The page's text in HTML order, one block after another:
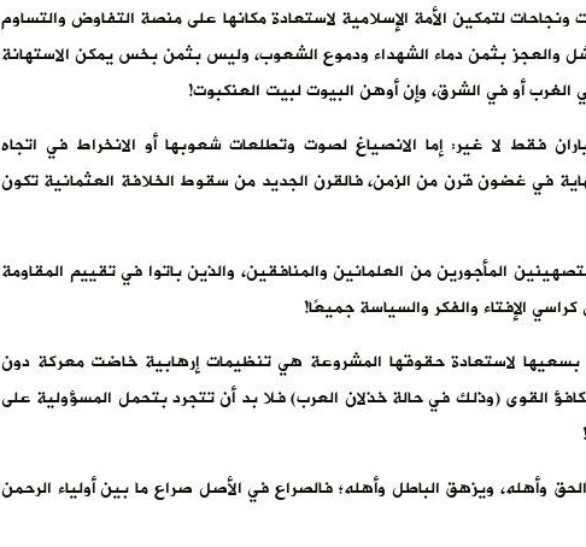
لتمكين الأمة الإسلامية لاستعادة مكانها على منصة التفاوض والتساوم
والعجز بثمن دماء الشهداء ودموع الشعوب، وليس بثمن بخس يمكن الاستهانة
الغرب أو في الشرق، وإن أوهن البيوت لبيت العنكبوت!
فقط لا غير: إما الانصياغ لصوت وتطلعات شعوبها أو الانخراط في اتجاه
في غضون قرن من الزمن، فالقرن الجديد من سقوط الخلافة العثمانية تكون
المأجورين من العلمانين والمنافقين، والذين باتوا في تقييم المقاومة
الإفتاء والفكر والسياسة جميعًا!
لاستعادة حقوقها المشروعة هي تنظيمات إرهابية خاضت معركة دون
القوى (وذلك في حالة خذلان العرب) فلا بد أن تتجرد بتحمل المسؤولية على
وأهله، ويزهق الباطل وأهله؛ فالصراع في الأصل صراع ما بين أولياء الرحمن